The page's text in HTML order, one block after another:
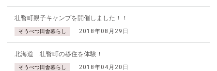
壮瞥町親子キャンプを開催しました！！
そうべつ田舎暮らし 2018年08月29日
北海道 壮瞥町の移住を体験！
そうべつ田舎暮らし 2018年04月20日